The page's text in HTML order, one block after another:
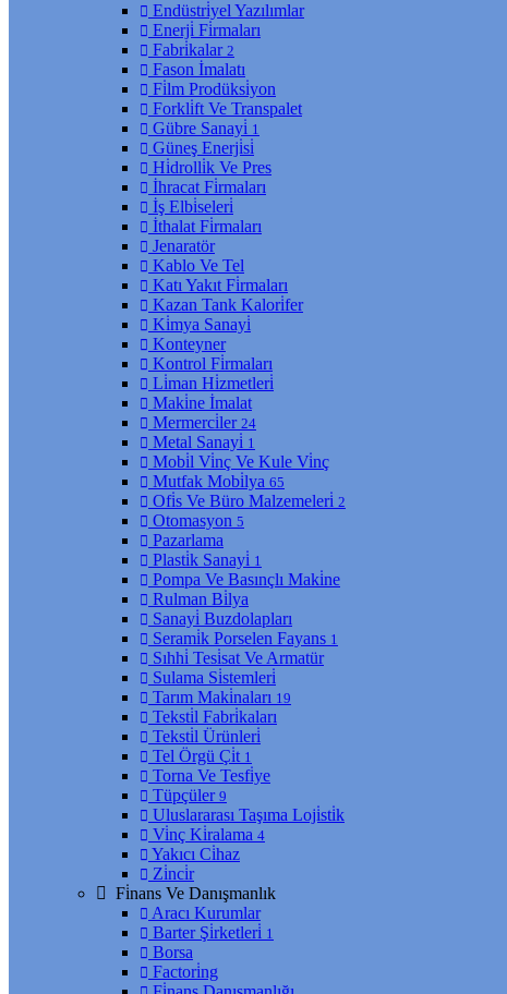
Endüstri̇yel Yazılımlar
Enerji̇ Fi̇rmaları
Fabri̇kalar 2
Fason İmalatı
Fi̇lm Prodüksi̇yon
Forkli̇ft Ve Transpalet
Gübre Sanayi̇ 1
Güneş Enerji̇si̇
Hi̇drolli̇k Ve Pres
İhracat Fi̇rmaları
İş Elbi̇seleri̇
İthalat Fi̇rmaları
Jenaratör
Kablo Ve Tel
Katı Yakıt Fi̇rmaları
Kazan Tank Kalori̇fer
Ki̇mya Sanayi̇
Konteyner
Kontrol Fi̇rmaları
Li̇man Hi̇zmetleri̇
Maki̇ne İmalat
Mermerci̇ler 24
Metal Sanayi̇ 1
Mobi̇l Vi̇nç Ve Kule Vi̇nç
Mutfak Mobi̇lya 65
Ofi̇s Ve Büro Malzemeleri̇ 2
Otomasyon 5
Pazarlama
Plasti̇k Sanayi̇ 1
Pompa Ve Basınçlı Maki̇ne
Rulman Bi̇lya
Sanayi̇ Buzdolapları
Serami̇k Porselen Fayans 1
Sıhhi̇ Tesi̇sat Ve Armatür
Sulama Si̇stemleri̇
Tarım Maki̇naları 19
Teksti̇l Fabri̇kaları
Teksti̇l Ürünleri̇
Tel Örgü Çi̇t 1
Torna Ve Tesfi̇ye
Tüpçüler 9
Uluslararası Taşıma Loji̇sti̇k
Vi̇nç Ki̇ralama 4
Yakıcı Ci̇haz
Zi̇nci̇r
Fi̇nans Ve Danışmanlık
Aracı Kurumlar
Barter Şi̇rketleri̇ 1
Borsa
Factori̇ng